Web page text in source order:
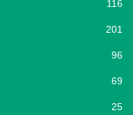
116
201
96
69
25